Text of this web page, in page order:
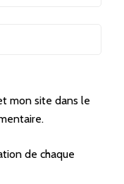
mon site dans le
de chaque